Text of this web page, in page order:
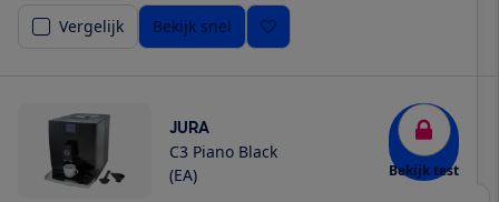
Vergelijk
Bekijk snel
JURA
C3 Piano Black
(EA)
Bekijk test